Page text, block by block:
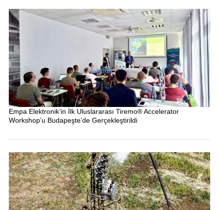
Empa Elektronik’in İlk Uluslararası Tiremo® Accelerator
Workshop’u Budapeşte’de Gerçekleştirildi